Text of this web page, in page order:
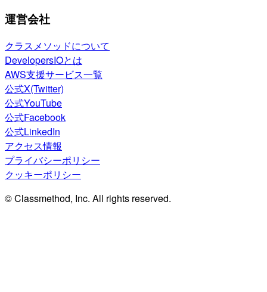
運営会社
クラスメソッドについて
DevelopersIOとは
AWS支援サービス一覧
公式X(Twitter)
公式YouTube
公式Facebook
公式LinkedIn
アクセス情報
プライバシーポリシー
クッキーポリシー
© Classmethod, Inc. All rights reserved.